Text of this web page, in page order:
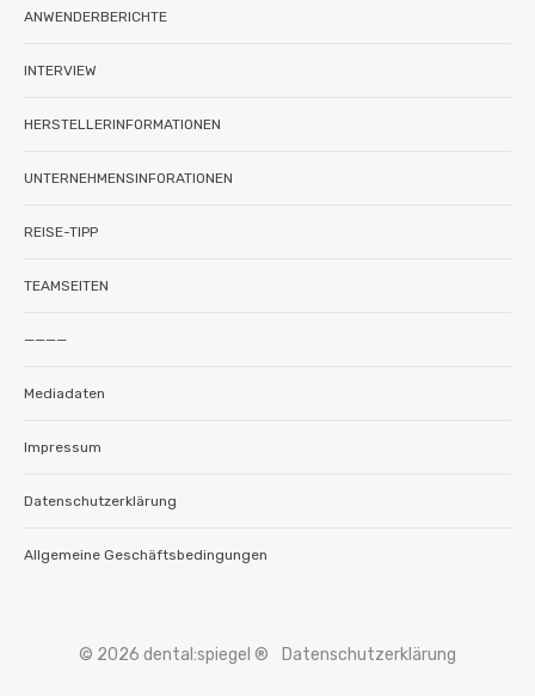
ANWENDERBERICHTE
INTERVIEW
HERSTELLERINFORMATIONEN
UNTERNEHMENSINFORATIONEN
REISE-TIPP
TEAMSEITEN
————
Mediadaten
Impressum
Datenschutzerklärung
Allgemeine Geschäftsbedingungen
© 2026 dental:spiegel ® Datenschutzerklärung